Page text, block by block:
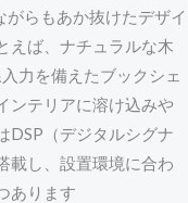
らもあか抜けたデザイ
えば、ナチュラルな木
力を備えたブックシェ
ンテリアに溶け込みや
DSP（デジタルシグナ
載し、設置環境に合わ
あります